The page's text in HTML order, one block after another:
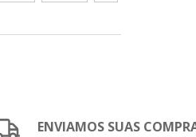
ENVIAMOS SUAS